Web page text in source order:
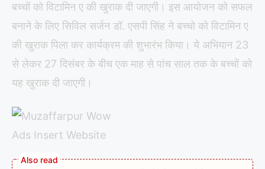
बच्चों को विटामिन ए की खुराक दी जाएगी। इस आयोजन को सफल
बनाने के लिए सिविल सर्जन डॉ. एसपी सिंह ने बच्चो को विटामिन ए
की खुराक पिला कर कार्यक्रम की शुभारंभ किया। ये अभियान 23
से लेकर 27 दिसंबर के बीच एक माह से पांच साल तक के बच्चों को
यह खुराक दी जाएगी।